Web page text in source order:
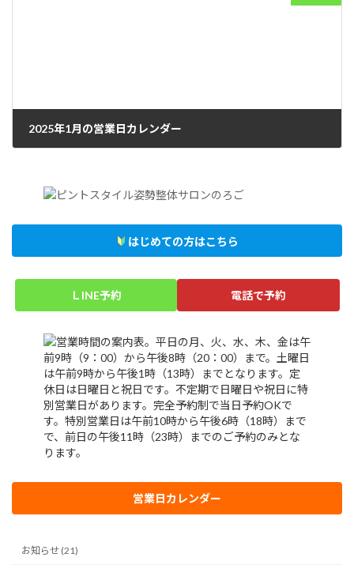
2025年1月の営業日カレンダー
はじめての方はこちら
ＬINE予約 電話で予約
営業日カレンダー
お知らせ (21)